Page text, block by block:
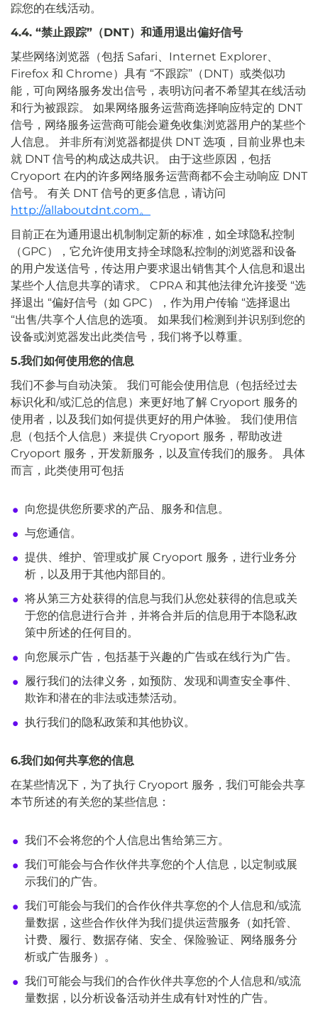
踪您的在线活动。
4.4. “禁止跟踪”（DNT）和通用退出偏好信号
某些网络浏览器（包括 Safari、Internet Explorer、
Firefox 和 Chrome）具有 “不跟踪”（DNT）或类似功
能，可向网络服务发出信号，表明访问者不希望其在线活动
和行为被跟踪。 如果网络服务运营商选择响应特定的 DNT
信号，网络服务运营商可能会避免收集浏览器用户的某些个
人信息。 并非所有浏览器都提供 DNT 选项，目前业界也未
就 DNT 信号的构成达成共识。 由于这些原因，包括
Cryoport 在内的许多网络服务运营商都不会主动响应 DNT
信号。 有关 DNT 信号的更多信息，请访问
http://allaboutdnt.com。
目前正在为通用退出机制制定新的标准，如全球隐私控制
（GPC），它允许使用支持全球隐私控制的浏览器和设备
的用户发送信号，传达用户要求退出销售其个人信息和退出
某些个人信息共享的请求。 CPRA 和其他法律允许接受 “选
择退出 “偏好信号（如 GPC），作为用户传输 “选择退出
“出售/共享个人信息的选项。 如果我们检测到并识别到您的
设备或浏览器发出此类信号，我们将予以尊重。
5.我们如何使用您的信息
我们不参与自动决策。 我们可能会使用信息（包括经过去
标识化和/或汇总的信息）来更好地了解 Cryoport 服务的
使用者，以及我们如何提供更好的用户体验。 我们使用信
息（包括个人信息）来提供 Cryoport 服务，帮助改进
Cryoport 服务，开发新服务，以及宣传我们的服务。 具体
而言，此类使用可包括
向您提供您所要求的产品、服务和信息。
与您通信。
提供、维护、管理或扩展 Cryoport 服务，进行业务分
析，以及用于其他内部目的。
将从第三方处获得的信息与我们从您处获得的信息或关
于您的信息进行合并，并将合并后的信息用于本隐私政
策中所述的任何目的。
向您展示广告，包括基于兴趣的广告或在线行为广告。
履行我们的法律义务，如预防、发现和调查安全事件、
欺诈和潜在的非法或违禁活动。
执行我们的隐私政策和其他协议。
6.我们如何共享您的信息
在某些情况下，为了执行 Cryoport 服务，我们可能会共享
本节所述的有关您的某些信息：
我们不会将您的个人信息出售给第三方。
我们可能会与合作伙伴共享您的个人信息，以定制或展
示我们的广告。
我们可能会与我们的合作伙伴共享您的个人信息和/或流
量数据，这些合作伙伴为我们提供运营服务（如托管、
计费、履行、数据存储、安全、保险验证、网络服务分
析或广告服务）。
我们可能会与我们的合作伙伴共享您的个人信息和/或流
量数据，以分析设备活动并生成有针对性的广告。